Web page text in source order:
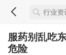
服药别乱吃
危险